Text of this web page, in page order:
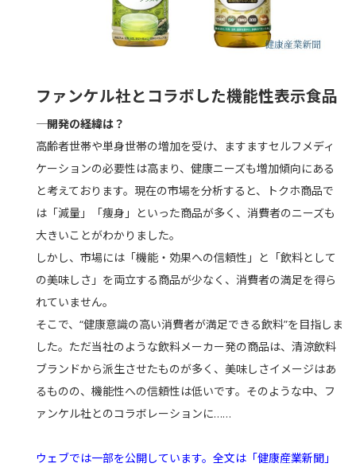
ファンケル社とコラボした機能性表示食品
―― 開発の経緯は？
高齢者世帯や単身世帯の増加を受け、ますますセルフメディ
ケーションの必要性は高まり、健康ニーズも増加傾向にある
と考えております。現在の市場を分析すると、トクホ商品で
は「減量」「痩身」といった商品が多く、消費者のニーズも
大きいことがわかりました。
しかし、市場には「機能・効果への信頼性」と「飲料として
の美味しさ」を両立する商品が少なく、消費者の満足を得ら
れていません。
そこで、“健康意識の高い消費者が満足できる飲料”を目指しま
した。ただ当社のような飲料メーカー発の商品は、清涼飲料
ブランドから派生させたものが多く、美味しさイメージはあ
るものの、機能性への信頼性は低いです。そのような中、フ
ァンケル社とのコラボレーションに……
ウェブでは一部を公開しています。全文は「健康産業新聞」